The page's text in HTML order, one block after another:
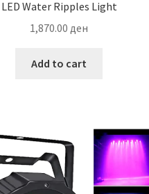
LED Water Ripples Light
1,870.00 ден
Add to cart